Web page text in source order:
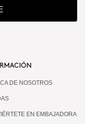
DE NOSOTROS
EN EMBAJADORA